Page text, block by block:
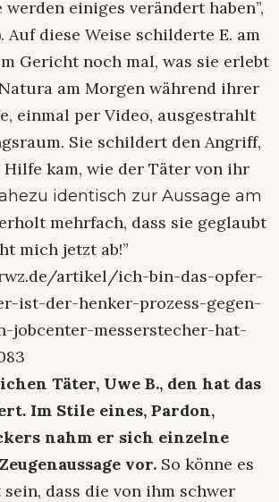
einiges verändert haben”,
Auf diese Weise schilderte E. am
Gericht noch mal, was sie erlebt
am Morgen während ihrer
einmal per Video, ausgestrahlt
Sie schildert den Angriff,
Hilfe kam, wie der Täter von ihr
identisch zur Aussage am
mehrfach, dass sie geglaubt
mich jetzt ab!”
artikel/ich-bin-das-opfer-
ist-der-henker-prozess-gegen-
jobcenter-messerstecher-hat-
Täter, Uwe B., den hat das
Im Stile eines, Pardon,
nahm er sich einzelne
vor. So könne es
dass die von ihm schwer